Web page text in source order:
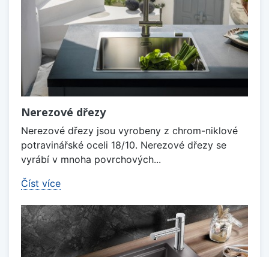
Nerezové dřezy
Nerezové dřezy jsou vyrobeny z chrom-niklové
potravinářské oceli 18/10. Nerezové dřezy se
vyrábí v mnoha povrchových...
Číst více